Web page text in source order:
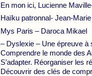
En mon ici, Lucienne
Haïku patronnal- Jean-
Mys Paris – Daroca Mikael
– Dyslexie – Une épreuve à
Comprendre le monde des
S’adapter. Réorganiser les
Découvrir des clés de